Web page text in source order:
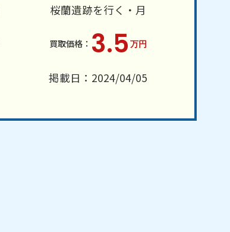
桜蘭遺跡を行く・月
3.5 万円
掲載日：2024/04/05